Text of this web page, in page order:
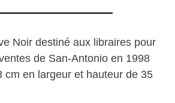
Noir destiné aux libraires pour
de San-Antonio en 1998
cm en largeur et hauteur de 35